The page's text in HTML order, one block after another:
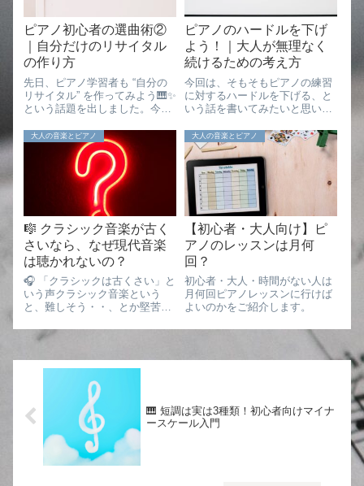
ピアノ初心者の選曲術②
｜自分だけのリサイタル
の作り方
先日、ピアノ学習者も “自分の
リサイタル” を作ってみよう🎹✨
という話題を出しました。今日
ディアをシェアしていきたいと
思います。🎼関連記事「もし自
分だけの小さなコンサートを開
くとしたら、どんな曲を並べよ
うかな？...
ピアノのハードルを下げ
よう！｜大人が無理なく
続けるための考え方
今回は、そもそもピアノの練習
に対するハードルを下げる、と
いう話を書いてみたいと思いま
半端にやるくらいなら、やらな
い方がいい」そんなふうに思っ
てしまうことってありますよ
ね。また、いざ始めようとする
と、最初の一歩にす...
大人の音楽とピアノ
🎼 クラシック音楽が古く
さいなら、なぜ現代音楽
は聴かれないの？
🎧 「クラシックは古くさい」と
いう声クラシック音楽という
と、難しそう・・、とか堅苦し
「古臭い」「退屈そう・・」
をやっているのは何故・・？」
という感想を持つ人もいますよ
ね。実際、私も学生...
大人の音楽とピアノ
【初心者・大人向け】ピ
アノのレッスンは月何
回？
初心者・大人・時間がない人は
月何回ピアノレッスンに行けば
よいのかをご紹介します。
🎹 短調は実は3種類！初心者向けマイナ
ースケール入門